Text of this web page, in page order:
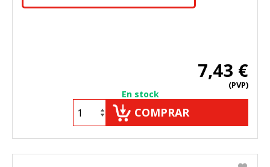
7,43 €
(PVP)
En stock
COMPRAR